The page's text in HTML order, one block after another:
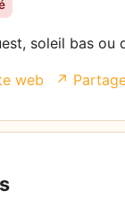
soleil bas ou
web ↗